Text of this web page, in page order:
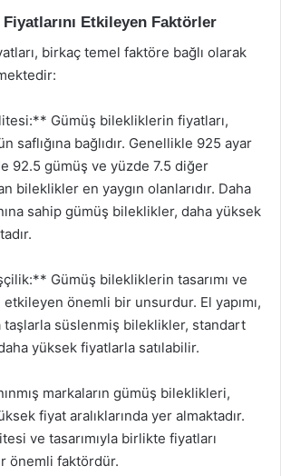
Etkileyen Faktörler
birkaç temel faktöre bağlı olarak
Gümüş bilekliklerin fiyatları,
saflığına bağlıdır. Genellikle 925 ayar
92.5 gümüş ve yüzde 7.5 diğer
bileklikler en yaygın olanlarıdır. Daha
sahip gümüş bileklikler, daha yüksek
Gümüş bilekliklerin tasarımı ve
önemli bir unsurdur. El yapımı,
taşlarla süslenmiş bileklikler, standart
yüksek fiyatlarla satılabilir.
markaların gümüş bileklikleri,
fiyat aralıklarında yer almaktadır.
ve tasarımıyla birlikte fiyatları
önemli faktördür.